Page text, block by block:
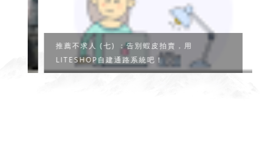
推薦不求人 (七) ：告別蝦皮拍賣，用
LITESHOP自建通路系統吧！